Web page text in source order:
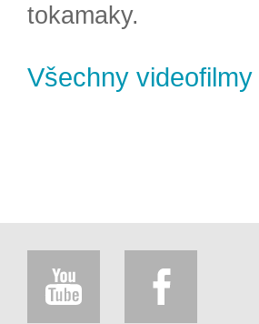
tokamaky.
Všechny videofilmy